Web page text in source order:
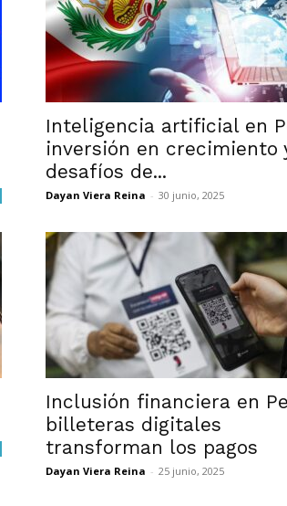
Inteligencia artificial en
inversión en crecimiento
desafíos de...
Dayan Viera Reina - 30 junio, 2025
Inclusión financiera en
billeteras digitales
transforman los pagos
Dayan Viera Reina - 25 junio, 2025